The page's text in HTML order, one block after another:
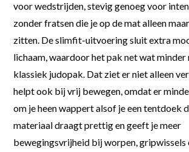
voor wedstrijden, stevig genoeg voor
zonder fratsen die je op de mat alleen
zitten. De slimfit-uitvoering sluit extra
lichaam, waardoor het pak net wat minder
klassiek judopak. Dat ziet er niet alleen
helpt ook bij vrij bewegen, omdat er
om je heen wappert alsof je een tentdoek
materiaal draagt prettig en geeft je meer
bewegingsvrijheid bij worpen, gripwissels